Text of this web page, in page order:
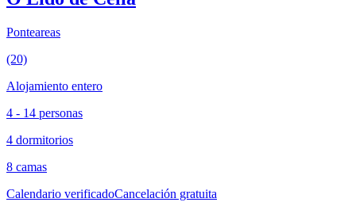
Ponteareas
(20)
Alojamiento entero
4 - 14 personas
4 dormitorios
8 camas
Calendario verificadoCancelación gratuita